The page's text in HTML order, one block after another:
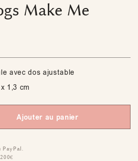
Make Me
avec dos ajustable
1,3 cm
Ajouter au panier
PayPal.